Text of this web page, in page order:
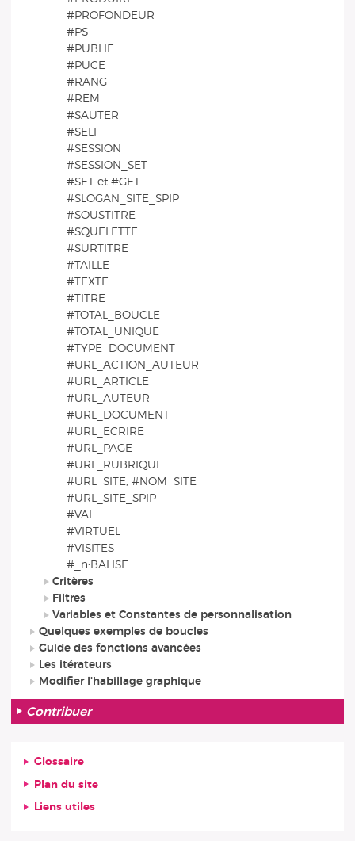
#PROFONDEUR
#PS
#PUBLIE
#PUCE
#RANG
#REM
#SAUTER
#SELF
#SESSION
#SESSION_SET
#SET et #GET
#SLOGAN_SITE_SPIP
#SOUSTITRE
#SQUELETTE
#SURTITRE
#TAILLE
#TEXTE
#TITRE
#TOTAL_BOUCLE
#TOTAL_UNIQUE
#TYPE_DOCUMENT
#URL_ACTION_AUTEUR
#URL_ARTICLE
#URL_AUTEUR
#URL_DOCUMENT
#URL_ECRIRE
#URL_PAGE
#URL_RUBRIQUE
#URL_SITE, #NOM_SITE
#URL_SITE_SPIP
#VAL
#VIRTUEL
#VISITES
#_n:BALISE
Critères
Filtres
Variables et Constantes de personnalisation
Quelques exemples de boucles
Guide des fonctions avancées
Les itérateurs
Modifier l’habillage graphique
Contribuer
Glossaire
Plan du site
Liens utiles